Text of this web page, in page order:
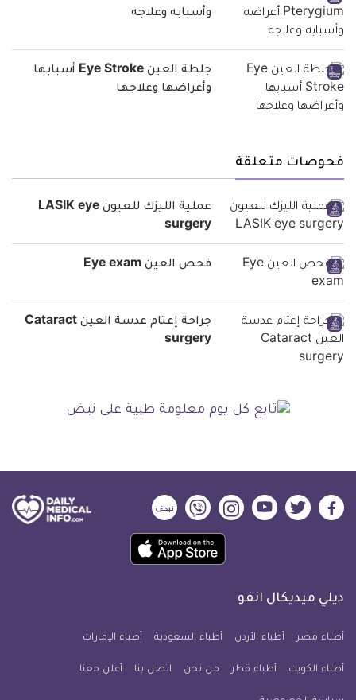
وأسبابه وعلاجه
جلطة العين Eye Stroke أسبابها
وأعراضها وعلاجها
فحوصات متعلقة
عملية الليزك للعيون LASIK eye
surgery
فحص العين Eye exam
جراحة إعتام عدسة العين Cataract
surgery
ديلي
فيسبوك
ديلي
تويتر
ديلي
ميديكال
يوتيوب
ديلي
ميديكال
انفو
ديلي
ميديكال
انفو
ديلي
ميديكال
انفو
حمل
تطبيق
معلومة
للآيفون
ديلي ميديكال انفو
أطباء مصر أطباء الأردن أطباء السعودية أطباء الإمارات
أطباء الكويت أطباء قطر من نحن اتصل بنا أعلن معنا